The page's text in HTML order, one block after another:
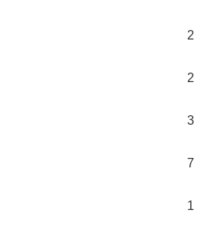
2
2
3
7
1